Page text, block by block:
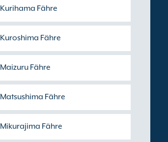
Kurihama Fähre
Kuroshima Fähre
Maizuru Fähre
Matsushima Fähre
Mikurajima Fähre